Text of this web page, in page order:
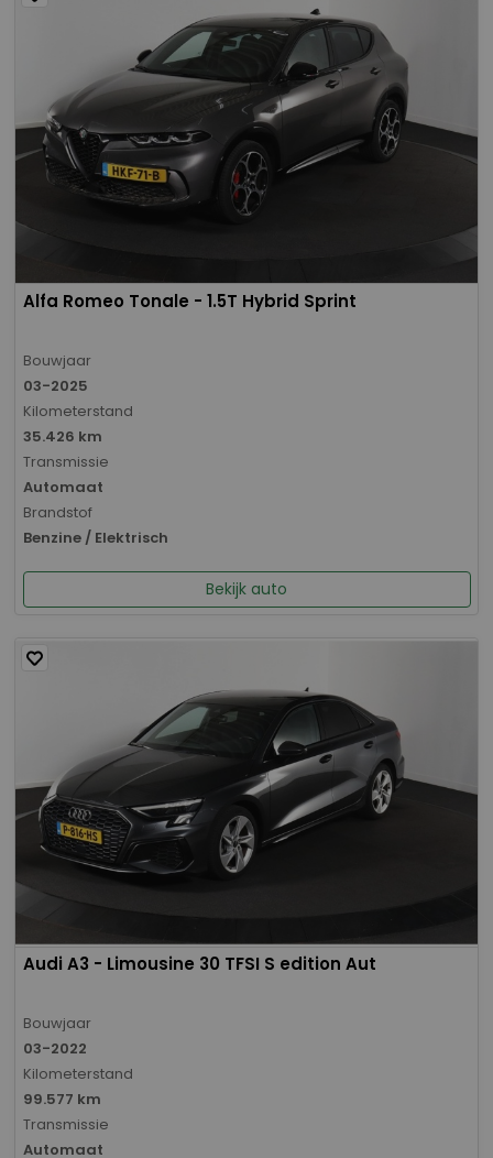
Alfa Romeo Tonale - 1.5T Hybrid Sprint
Bouwjaar
03-2025
Kilometerstand
35.426 km
Transmissie
Automaat
Brandstof
Benzine / Elektrisch
Bekijk auto
Audi A3 - Limousine 30 TFSI S edition Aut
Bouwjaar
03-2022
Kilometerstand
99.577 km
Transmissie
Automaat